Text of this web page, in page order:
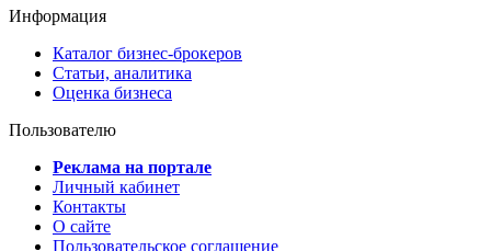
Информация
Каталог бизнес-брокеров
Статьи, аналитика
Оценка бизнеса
Пользователю
Реклама на портале
Личный кабинет
Контакты
О сайте
Пользовательское соглашение